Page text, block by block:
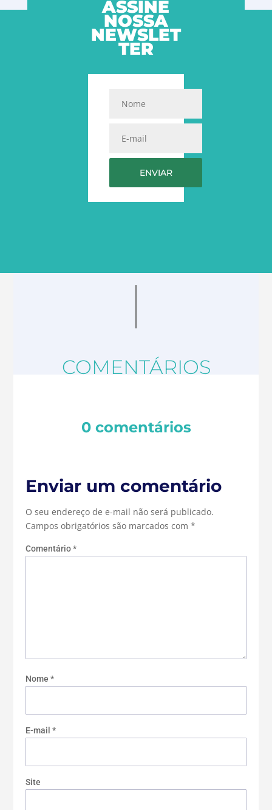
ASSINE
NOSSA
NEWSLET
TER
COMENTÁRIOS
0 comentários
Enviar um comentário
O seu endereço de e-mail não será publicado.
Campos obrigatórios são marcados com*
Comentário*
Nome*
E-mail*
Site